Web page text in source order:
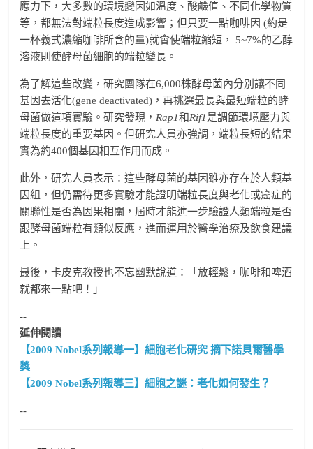
應力下，大多數的環境變因如溫度、酸鹼值、不同化學物質
等，都無法對端粒長度造成影響；但只要一點咖啡因 (約是
一杯義式濃縮咖啡所含的量)就會使端粒縮短， 5~7%的乙醇
溶液則使酵母菌細胞的端粒變長。
為了解這些改變，研究團隊在6,000株酵母菌內分別讓不同
基因去活化(gene deactivated)，再挑選最長與最短端粒的酵
母菌做這項實驗。研究發現，Rap1和Rif1是調節環境壓力與
端粒長度的重要基因。但研究人員亦強調，端粒長短的結果
實為約400個基因相互作用而成。
此外，研究人員表示：這些酵母菌的基因雖亦存在於人類基
因組，但仍需待更多實驗才能證明端粒長度與老化或癌症的
關聯性是否為因果相關，屆時才能進一步驗證人類端粒是否
跟酵母菌端粒有類似反應，進而運用於醫學治療及飲食建議
上。
最後，卡皮克教授也不忘幽默說道：「放輕鬆，咖啡和啤酒
就都來一點吧！」
--
延伸閱讀
【2009 Nobel系列報導一】細胞老化研究 摘下諾貝爾醫學
獎
【2009 Nobel系列報導三】細胞之謎：老化如何發生？
--